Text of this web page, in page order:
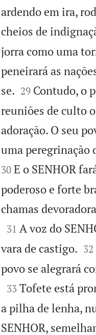
ardendo em ira,
cheios de
jorra como uma
peneirará as
se.
29 Contudo, o
reuniões de culto
adoração. O seu
uma peregrinação
30 E o SENHOR
poderoso e forte
chamas

31 A voz do
vara de castigo.
32
povo se alegrará

33 Tofete está
a pilha de lenha,
SENHOR,